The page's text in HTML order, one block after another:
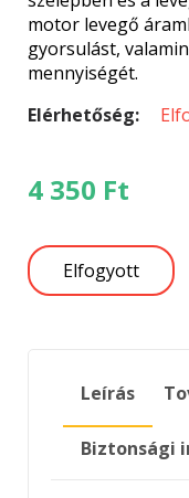
motor levegő
gyorsulást,
mennyiségét.
Elérhetőség:
4 350 Ft
Elfogyott
Leírás
Biztonsági